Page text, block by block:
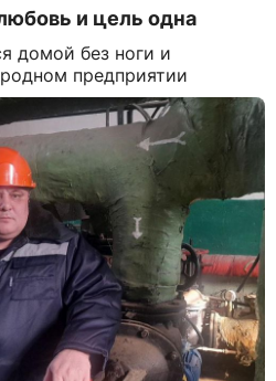
и цель одна
домой без ноги и
предприятии